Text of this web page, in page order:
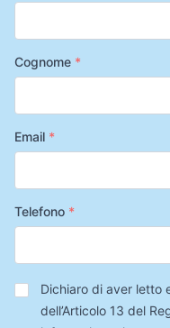
Cognome *
Email *
Telefono *
Privacy*
Dichiaro di aver letto
dell’Articolo 13 del